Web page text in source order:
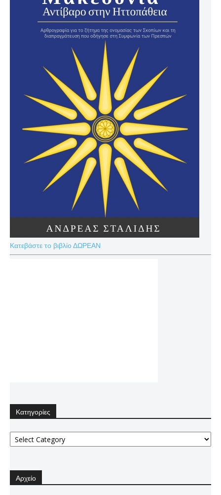
Κατεβάστε το βιβλίο ΔΩΡΕΑΝ
Κατηγορίες
Κατηγορίες
Αρχείο